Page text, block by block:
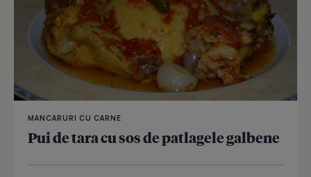
MANCARURI CU CARNE
Pui de tara cu sos de patlagele galbene